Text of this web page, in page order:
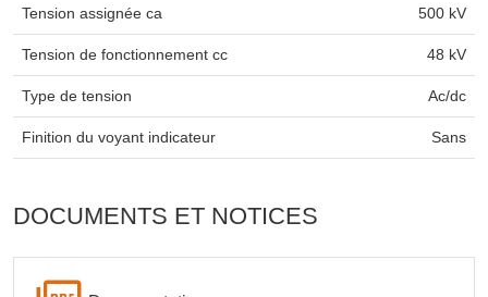
Tension assignée ca 500 kV
Tension de fonctionnement cc 48 kV
Type de tension Ac/dc
Finition du voyant indicateur Sans
DOCUMENTS ET NOTICES